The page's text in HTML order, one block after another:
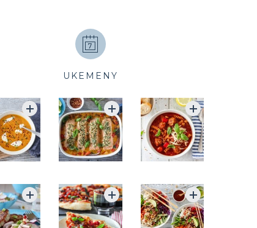
UKEMENY